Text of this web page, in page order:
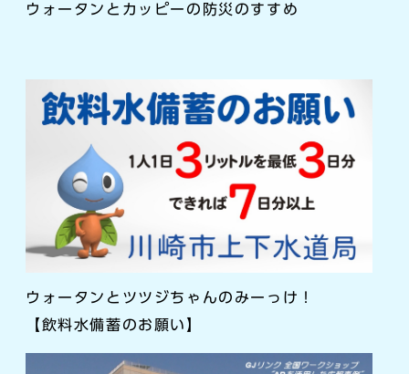
ウォータンとカッピーの防災のすすめ
ウォータンとツツジちゃんのみーっけ！
【飲料水備蓄のお願い】